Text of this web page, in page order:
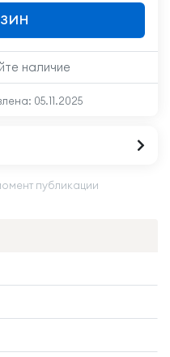
наличие
05.11.2025
публикации